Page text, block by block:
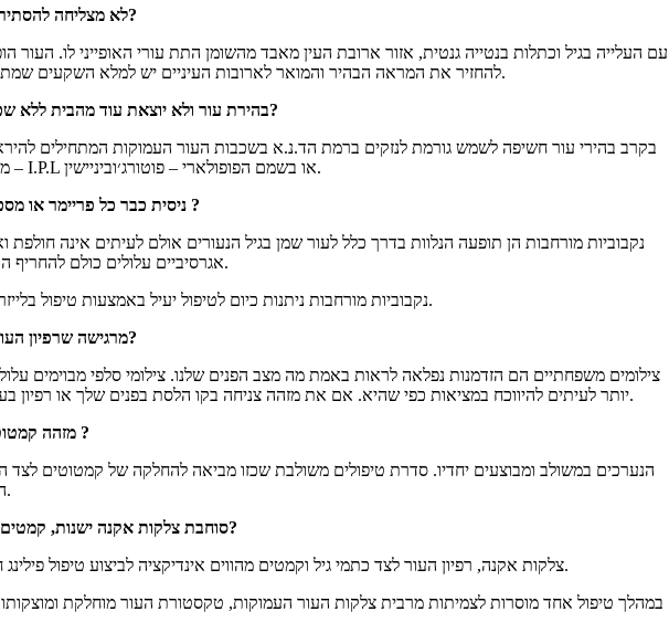
5. לא מצליחה להסתיר עוד את העיגולים הכהים מתחת לעיניים?
עם העלייה בגיל וכתלות בנטייה גנטית, אזור ארובת העין מאבד מהשומן התת עורי האופייני לו.
להחזיר את המראה הבהיר והמואר לארובות העיניים יש למלא השקעים שמתחת לעיניים באמצעות תכשירי מילוי מבוססי חומצה היאלורוניתהמיועדים במיוחד לאזור עדין ורגיש זה.
6. בהירת עור ולא יוצאת עוד מהבית ללא שכבה עבה של מייקאפ וקונסילר כדי להסתיר הכתמים על הפנים?
בקרב בהירי עור חשיפה לשמש גורמת לנזקים ברמת הד.נ.א בשכבות העור העמוקות המתחילים
מלאה ללא פגיעה בשכבות העור הבריאות באמצעות טיפולים בהבזקי אור – I.P.L או בשמם הפופולארי – פוטורג׳וביניישין.
7. ניסית כבר כל פריימר או מסכה קוסמטית כדי לצמצם את הנקבוביות המורחבות ?
נקבוביות מורחבות הן תופעה הנלוות בדרך כלל לעור שמן בגיל הנעורים אולם לעיתים אינה
אגרסיביים עלולים כולם להחריף התופעה הגורמת לתלות הולכת וגדלה בתכשירי איפור בסיס.
נקבוביות מורחבות ניתנות כיום לטיפול יעיל באמצעות טיפול בלייזר פרקציונלי המביא לכיווץ הנקבוביות באופן ניכר ולהחלקת מירקם העור באופן יסודי וקבוע.
8. מרגישה שרפיון העור בפנים כבר נראה בצילומים משפחתיים?
צילומים משפחתיים הם הזדמנות נפלאה לראות באמת מה מצב הפנים שלנו. צילומי סלפי מבוימים
יותר לעיתים להיווכח במציאות כפי שהיא. אם את מזהה צניחה בקו הלסת בפנים שלך או רפיון בעור הצוואר תוכלי להפיק תועלת רבה ממילוי ושחזור קו הלסת והזרקת בוטוקס לצוואר על מנת לשחזר את קו הלסת שאבד.
9. מזהה קמטוטים על הלחיים וכתמי שמש רבים ?
העור והאחדת גונו לשנים.
10. סוחבת צלקות אקנה ישנות, קמטים וקמטוטים שנוספו בשנים האחרונות וכתמי שמש רבים?
צלקות אקנה, רפיון העור לצד כתמי גיל וקמטים מהווים אינדיקציה לביצוע טיפול פילינג חד פעמי באמצעות לייזר. טיפולי פילינג באמצעות לייזר הם קלים יחסית ומבוצעים ללא כל צורך בהרדמה כללית.
במהלך טיפול אחד מוסרות לצמיתות מרבית צלקות העור העמוקות, טקסטורת העור מוחלקת ומוצקותו